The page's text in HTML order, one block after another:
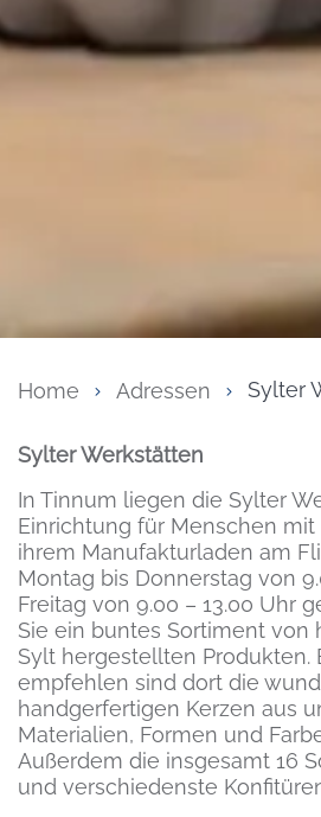
Home Adressen Sylter
Inhalt
Sylter Werkstätten
In Tinnum liegen die Sylter
Einrichtung für Menschen mit
ihrem Manufakturladen am
Montag bis Donnerstag von
Freitag von 9.00 – 13.00 Uhr
Sie ein buntes Sortiment von
Sylt hergestellten Produkten.
empfehlen sind dort die
handgerfertigen Kerzen aus
Materialien, Formen und
Außerdem die insgesamt 16
und verschiedenste